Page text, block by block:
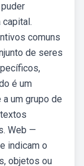
comuns
de seres
é um
um grupo de
Web —
indicam o
objetos ou